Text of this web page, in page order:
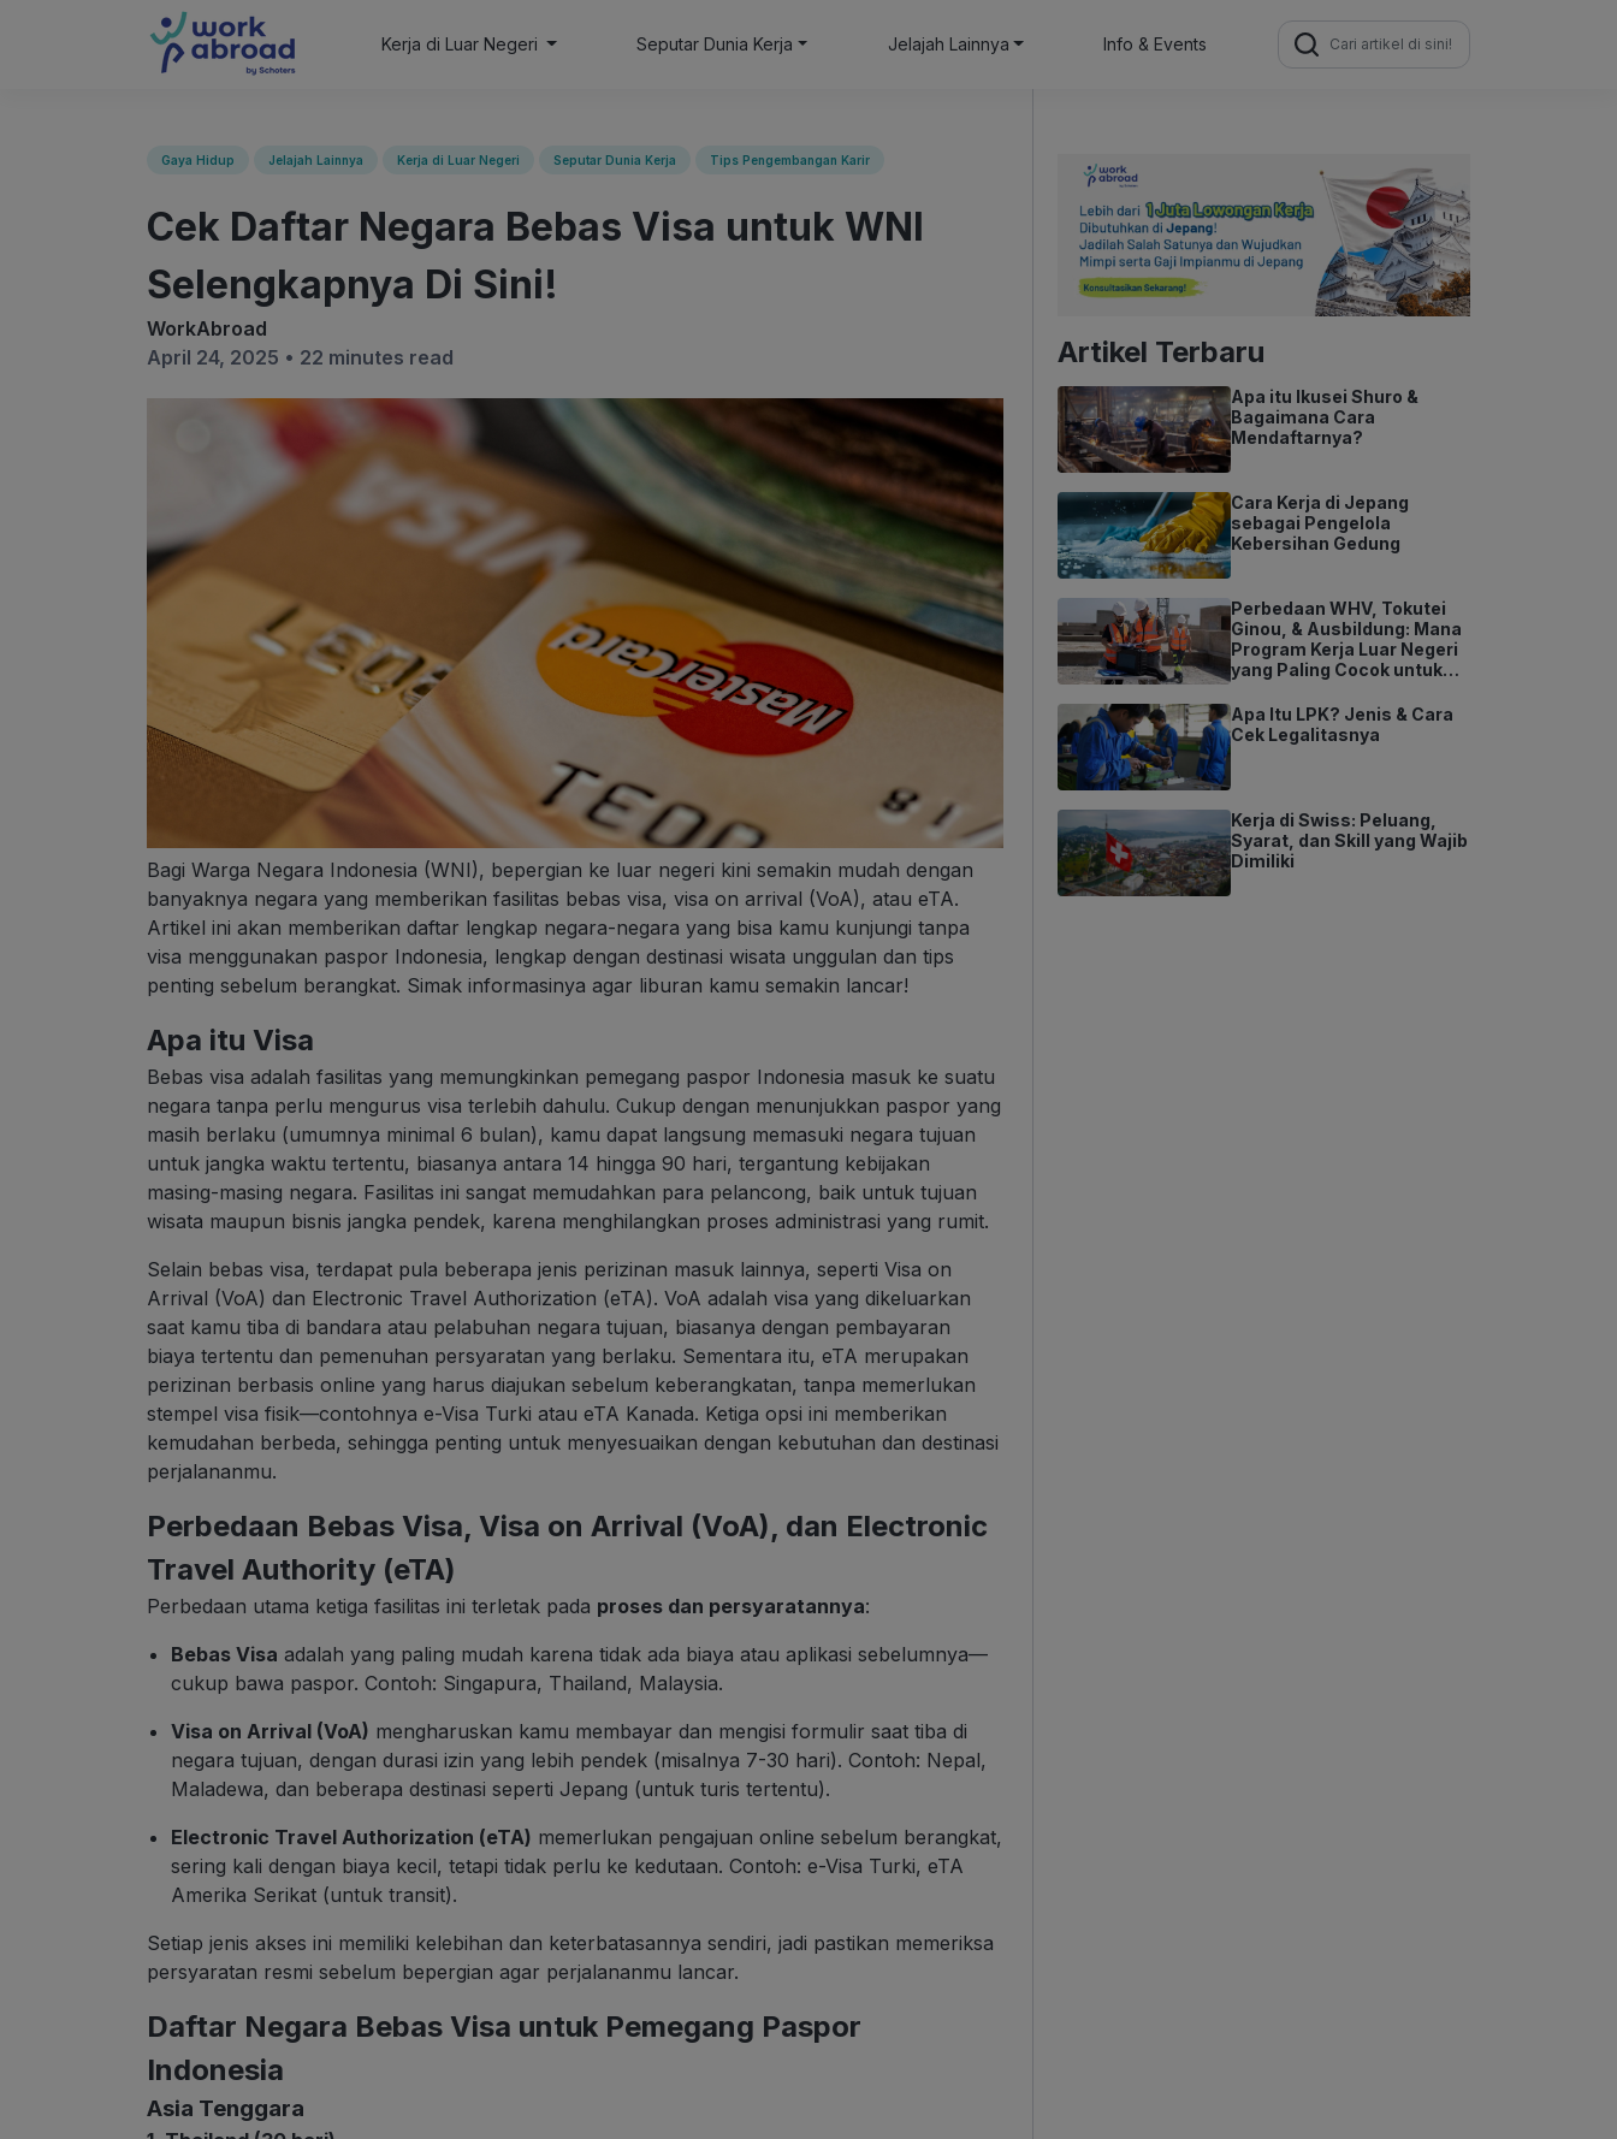
Kerja di Luar Negeri Seputar Dunia Kerja Jelajah Lainnya Info & Events
Search
for:
Gaya Hidup Jelajah Lainnya Kerja di Luar Negeri Seputar Dunia Kerja Tips Pengembangan Karir
Cek Daftar Negara Bebas Visa untuk WNI
Selengkapnya Di Sini!
WorkAbroad
April 24, 2025 • 22 minutes read
Bagi Warga Negara Indonesia (WNI), bepergian ke luar negeri kini semakin mudah dengan
banyaknya negara yang memberikan fasilitas bebas visa, visa on arrival (VoA), atau eTA.
Artikel ini akan memberikan daftar lengkap negara-negara yang bisa kamu kunjungi tanpa
visa menggunakan paspor Indonesia, lengkap dengan destinasi wisata unggulan dan tips
penting sebelum berangkat. Simak informasinya agar liburan kamu semakin lancar!
Apa itu Visa
Bebas visa adalah fasilitas yang memungkinkan pemegang paspor Indonesia masuk ke suatu
negara tanpa perlu mengurus visa terlebih dahulu. Cukup dengan menunjukkan paspor yang
masih berlaku (umumnya minimal 6 bulan), kamu dapat langsung memasuki negara tujuan
untuk jangka waktu tertentu, biasanya antara 14 hingga 90 hari, tergantung kebijakan
masing-masing negara. Fasilitas ini sangat memudahkan para pelancong, baik untuk tujuan
wisata maupun bisnis jangka pendek, karena menghilangkan proses administrasi yang rumit.
Selain bebas visa, terdapat pula beberapa jenis perizinan masuk lainnya, seperti Visa on
Arrival (VoA) dan Electronic Travel Authorization (eTA). VoA adalah visa yang dikeluarkan
saat kamu tiba di bandara atau pelabuhan negara tujuan, biasanya dengan pembayaran
biaya tertentu dan pemenuhan persyaratan yang berlaku. Sementara itu, eTA merupakan
perizinan berbasis online yang harus diajukan sebelum keberangkatan, tanpa memerlukan
stempel visa fisik—contohnya e-Visa Turki atau eTA Kanada. Ketiga opsi ini memberikan
kemudahan berbeda, sehingga penting untuk menyesuaikan dengan kebutuhan dan destinasi
perjalananmu.
Perbedaan Bebas Visa, Visa on Arrival (VoA), dan Electronic
Travel Authority (eTA)
Perbedaan utama ketiga fasilitas ini terletak pada proses dan persyaratannya:
Bebas Visa adalah yang paling mudah karena tidak ada biaya atau aplikasi sebelumnya—
cukup bawa paspor. Contoh: Singapura, Thailand, Malaysia.
Visa on Arrival (VoA) mengharuskan kamu membayar dan mengisi formulir saat tiba di
negara tujuan, dengan durasi izin yang lebih pendek (misalnya 7-30 hari). Contoh: Nepal,
Maladewa, dan beberapa destinasi seperti Jepang (untuk turis tertentu).
Electronic Travel Authorization (eTA) memerlukan pengajuan online sebelum berangkat,
sering kali dengan biaya kecil, tetapi tidak perlu ke kedutaan. Contoh: e-Visa Turki, eTA
Amerika Serikat (untuk transit).
Setiap jenis akses ini memiliki kelebihan dan keterbatasannya sendiri, jadi pastikan memeriksa
persyaratan resmi sebelum bepergian agar perjalananmu lancar.
Daftar Negara Bebas Visa untuk Pemegang Paspor
Indonesia
Asia Tenggara
Artikel Terbaru
Apa itu Ikusei Shuro &
Bagaimana Cara
Mendaftarnya?
Cara Kerja di Jepang
sebagai Pengelola
Kebersihan Gedung
Perbedaan WHV, Tokutei
Ginou, & Ausbildung: Mana
Program Kerja Luar Negeri
yang Paling Cocok untuk
Apa Itu LPK? Jenis & Cara
Cek Legalitasnya
Kerja di Swiss: Peluang,
Syarat, dan Skill yang Wajib
Dimiliki